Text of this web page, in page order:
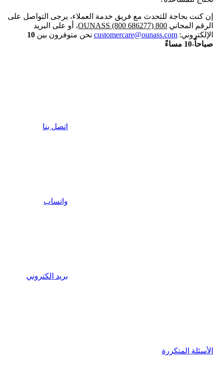
إن كنت بحاجة للتحدث مع فريق خدمة العملاء، يرجى التواصل على
الرقم المجاني 800 OUNASS (800 686277)
، أو على البريد
الإلكتروني: customercare@ounass.com نحن متوفرون بين 10
صباحاً-10 مساءً
اتصل بنا
واتساب
بريد الكتروني
الأسئلة المتكررة